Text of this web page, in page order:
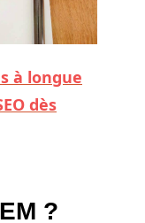
à longue
dès
?